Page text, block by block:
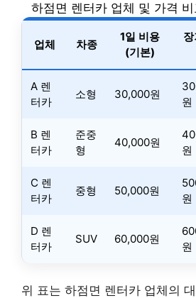
하점면 렌터카 업체 및 가격
업체 차종
1일 비용
(기본)
A 렌
터카
소형 30,000원
원
B 렌
터카
준중
형
40,000원
원
C 렌
터카
중형 50,000원
원
D 렌
터카
SUV 60,000원
원
위 표는 하점면 렌터카 업체의